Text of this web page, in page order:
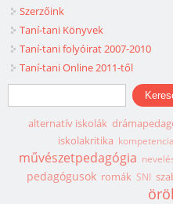
Szerzőink
Taní-tani Könyvek
Taní-tani folyóirat 2007-2010
Taní-tani Online 2011-től
Keresés űrlap
Keresés
alternatív iskolák
iskolakritika kompetencia
művészetpedagógia
pedagógusok romák SNI